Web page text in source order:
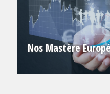
Nos Mastère